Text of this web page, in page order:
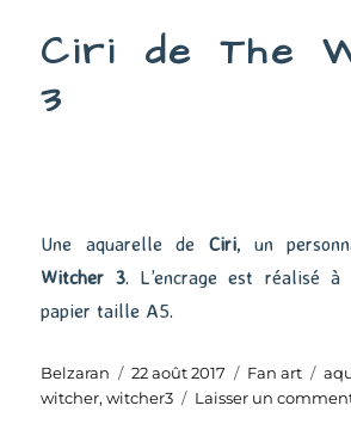
Ciri de The
3
Une aquarelle de Ciri, un
Witcher 3. L’encrage est réalisé
papier taille A5.
Auteur
Belzaran
Publié
le
22 août 2017 Catégories
Fan art
witcher,witcher3 Laisser un